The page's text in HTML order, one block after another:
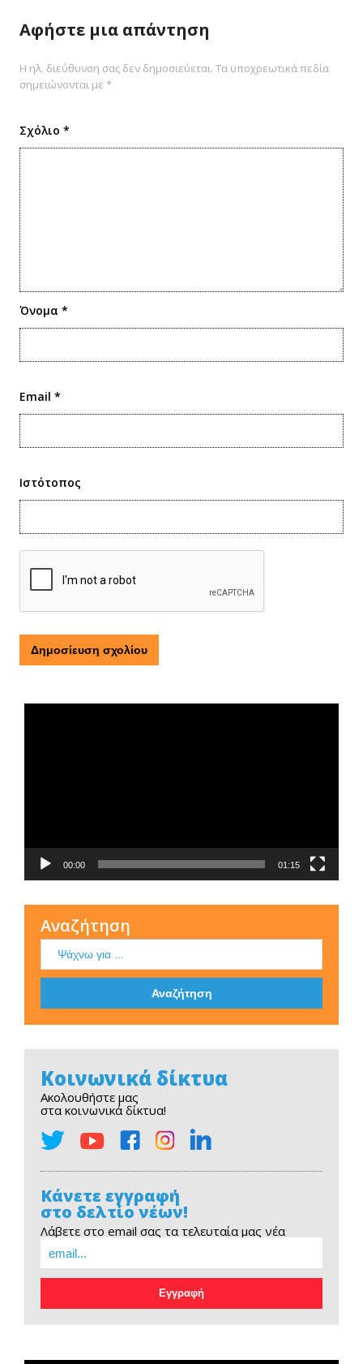
Αφήστε μια απάντηση
Η ηλ. διεύθυνση σας δεν δημοσιεύεται. Τα υποχρεωτικά πεδία
σημειώνονται με *
Σχόλιο *
Όνομα *
Email *
Ιστότοπος
00:00 01:15
Αναζήτηση
Κοινωνικά δίκτυα
Ακολουθήστε μας
στα κοινωνικά δίκτυα!
Κάνετε εγγραφή
στο δελτίο νέων!
Λάβετε στο email σας τα τελευταία μας νέα